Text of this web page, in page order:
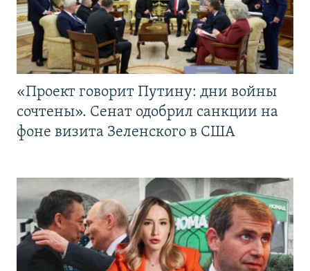
«Проект говорит Путину: дни войны
сочтены». Сенат одобрил санкции на
фоне визита Зеленского в США